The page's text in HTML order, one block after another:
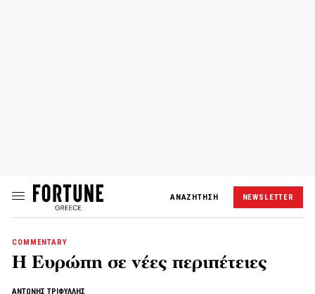
ΑΝΑΖΗΤΗΣΗ NEWSLETTER
COMMENTARY
Η Ευρώπη σε νέες περιπέτειες
ΑΝΤΩΝΗΣ ΤΡΙΦΥΛΛΗΣ